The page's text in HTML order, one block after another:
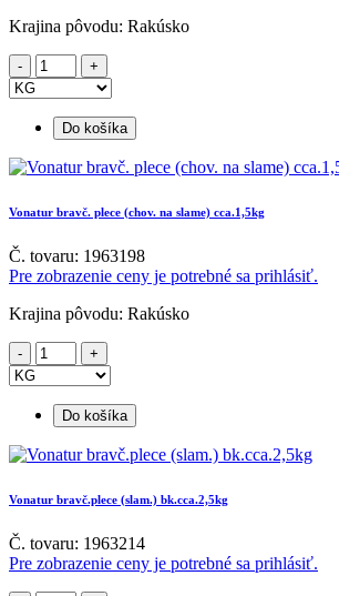
Krajina pôvodu: Rakúsko
Do košíka
Vonatur bravč. plece (chov. na slame) cca.1,5kg
Č. tovaru: 1963198
Pre zobrazenie ceny je potrebné sa prihlásiť.
Krajina pôvodu: Rakúsko
Do košíka
Vonatur bravč.plece (slam.) bk.cca.2,5kg
Č. tovaru: 1963214
Pre zobrazenie ceny je potrebné sa prihlásiť.